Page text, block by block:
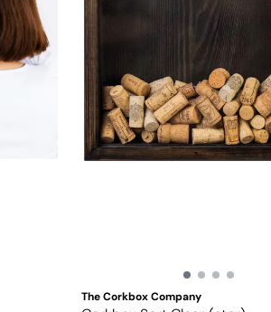
The Corkbox Company